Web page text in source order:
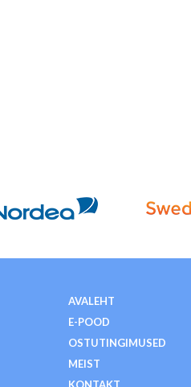
AVALEHT
E-POOD
OSTUTINGIMUSED
MEIST